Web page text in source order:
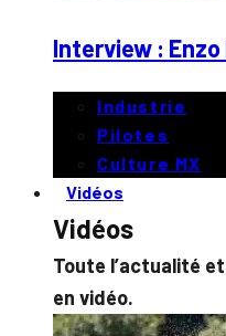
Interview :
Industrie
Pilotes
Culture MX
Vidéos
Vidéos
Toute l’actualité
en vidéo.